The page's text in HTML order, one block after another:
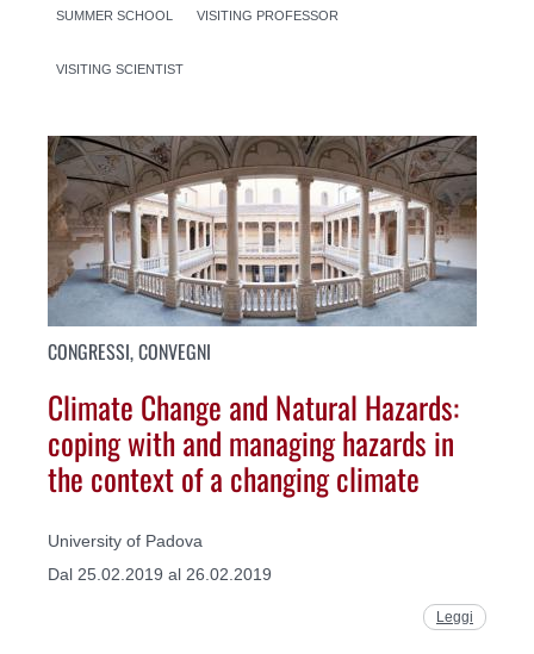
SUMMER SCHOOL VISITING PROFESSOR
VISITING SCIENTIST
CONGRESSI, CONVEGNI
Climate Change and Natural Hazards:
coping with and managing hazards in
the context of a changing climate
University of Padova
Dal 25.02.2019 al 26.02.2019
Leggi